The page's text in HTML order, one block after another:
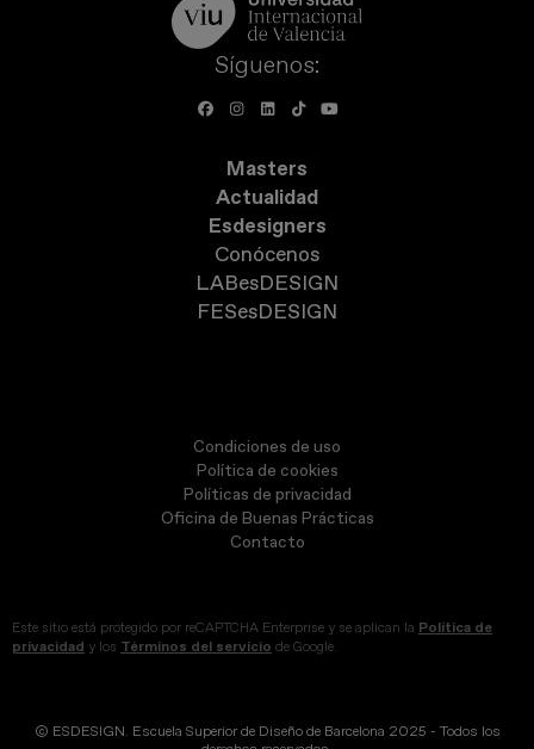
Síguenos:
Masters
Actualidad
Esdesigners
Conócenos
LABesDESIGN
FESesDESIGN
Condiciones de uso
Política de cookies
Políticas de privacidad
Oficina de Buenas Prácticas
Contacto
Este sitio está protegido por reCAPTCHA Enterprise y se aplican la Política de
privacidad y los Términos del servicio de Google.
© ESDESIGN. Escuela Superior de Diseño de Barcelona 2025 - Todos los